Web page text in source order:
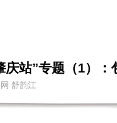
站”专题（1）：
舒韵江